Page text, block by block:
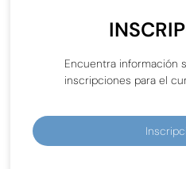
Encuentra información
inscripciones para el